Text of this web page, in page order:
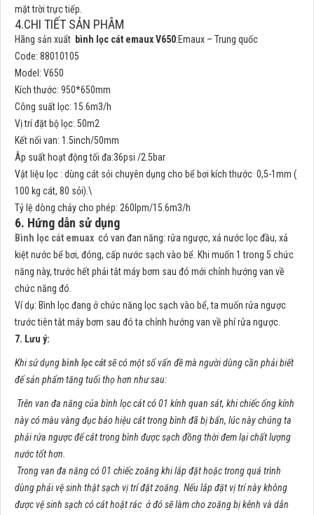
mặt trời trực tiếp.
4.CHI TIẾT SẢN PHÂM
Hãng sản xuất bình lọc cát emaux V650:Emaux – Trung quốc
Code: 88010105
Model: V650
Kích thước: 950*650mm
Công suất lọc: 15.6m3/h
Vị trí đặt bộ lọc: 50m2
Kết nối van: 1.5inch/50mm
Âp suất hoạt động tối đa:36psi /2.5bar
Vật liệu lọc : dùng cát sỏi chuyên dụng cho bể bơi kích thước 0,5-1mm (
100 kg cát, 80 sỏi).\
Tỷ lệ dòng chảy cho phép: 260lpm/15.6m3/h
6. Hứng dẫn sử dụng
Bình lọc cát emuax có van đan năng: rửa ngược, xả nước lọc đầu, xả
kiệt nước bể bơi, đóng, cấp nước sạch vào bể. Khi muốn 1 trong 5 chức
năng này, trước hết phải tắt máy bơm sau đó mới chỉnh hướng van về
chức năng đó.
Ví dụ: Bình lọc đang ở chức năng lọc sạch vào bể, ta muốn rửa ngược
trước tiên tắt máy bơm sau đó ta chỉnh hướng van về phí rửa ngược.
7. Lưu ý:
Khi sử dụngbình lọc cátsẽ có một số vấn đề mà người dùng cần phải biết
để sản phẩm tăng tuổi thọ hơn như sau:
Trên van đa năng của bình lọc cát có 01 kính quan sát, khi chiếc ống kính
này có màu vàng đục báo hiệu cát trong bình đã bị bẩn, lúc này chúng ta
phải rửa ngược để cát trong bình được sạch đồng thời đem lại chất lượng
nước tốt hơn.
Trong van đa năng có 01 chiếc zoăng khi lắp đặt hoặc trong quá trình
dùng phải vệ sinh thật sạch vị trí đặt zoăng. Nếu lắp đặt vị trí này không
được vệ sinh sạch có cát hoặt rác ở đó sẽ làm cho zoăng bị kênh và dẫn